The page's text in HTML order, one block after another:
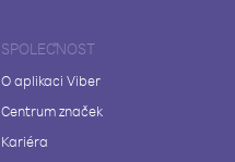
SPOLEČNOST
O aplikaci Viber
Centrum značek
Kariéra